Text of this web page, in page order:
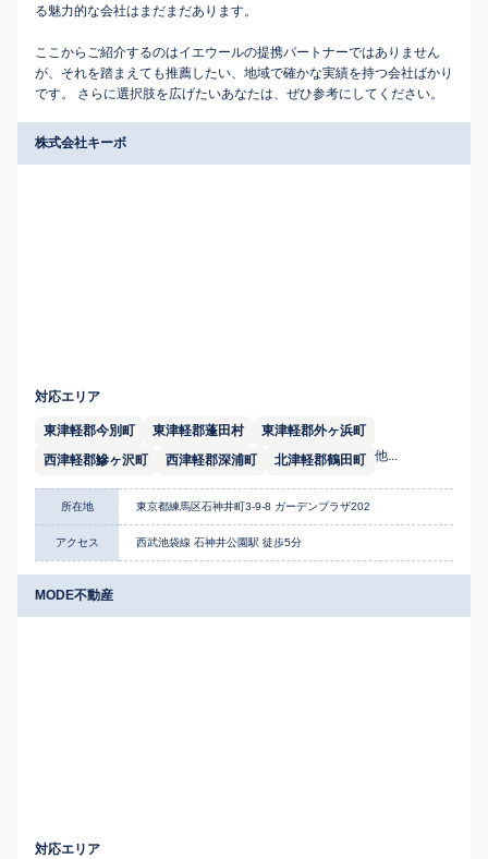
る魅力的な会社はまだまだあります。
ここからご紹介するのはイエウールの提携パートナーではありません
が、それを踏まえても推薦したい、地域で確かな実績を持つ会社ばかり
です。 さらに選択肢を広げたいあなたは、ぜひ参考にしてください。
株式会社キーボ
対応エリア
東津軽郡今別町 東津軽郡蓬田村
東津軽郡外ヶ浜町
西津軽郡鰺ヶ沢町
西津軽郡深浦町 北津軽郡鶴田町 他...
所在地 東京都練馬区石神井町3-9-8 ガーデンプラザ202
アクセス 西武池袋線 石神井公園駅 徒歩5分
MODE不動産
対応エリア